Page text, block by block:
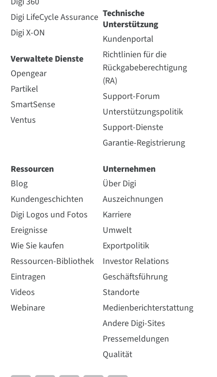
Digi LifeCycle Assurance
Digi X-ON
Verwaltete Dienste
Opengear
Partikel
SmartSense
Ventus
Technische
Unterstützung
Kundenportal
Richtlinien für die
Rückgabeberechtigung
(RA)
Support-Forum
Unterstützungspolitik
Support-Dienste
Garantie-Registrierung
Ressourcen
Blog
Kundengeschichten
Digi Logos und Fotos
Ereignisse
Wie Sie kaufen
Ressourcen-Bibliothek
Eintragen
Videos
Webinare
Unternehmen
Über Digi
Auszeichnungen
Karriere
Umwelt
Exportpolitik
Investor Relations
Geschäftsführung
Standorte
Medienberichterstattung
Andere Digi-Sites
Pressemeldungen
Qualität